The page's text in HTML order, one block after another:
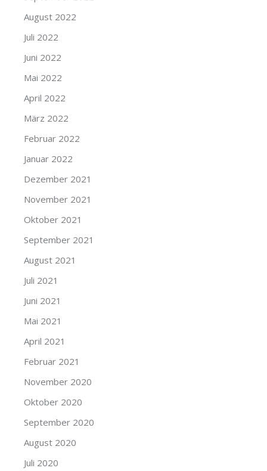
August 2022
Juli 2022
Juni 2022
Mai 2022
April 2022
März 2022
Februar 2022
Januar 2022
Dezember 2021
November 2021
Oktober 2021
September 2021
August 2021
Juli 2021
Juni 2021
Mai 2021
April 2021
Februar 2021
November 2020
Oktober 2020
September 2020
August 2020
Juli 2020